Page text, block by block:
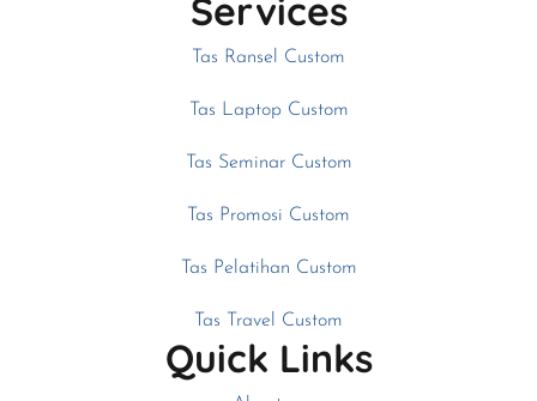
Services
Tas Ransel Custom
Tas Laptop Custom
Tas Seminar Custom
Tas Promosi Custom
Tas Pelatihan Custom
Tas Travel Custom
Quick Links